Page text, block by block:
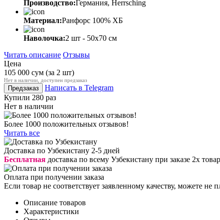
Производство:Германия, Herrsching
Материал:Ранфорс 100% ХБ
Наволочка:2 шт - 50x70 см
Читать описание Отзывы
Цена
105 000 сум (за 2 шт)
Нет в наличии, доступен предзаказ
Предзаказ
Написать в Telegram
Купили 280 раз
Нет в наличии
Более 1000 положительных отзывов!
Читать все
Доставка по Узбекистану 2-5 дней
Бесплатная доставка по всему Узбекистану при заказе 2х
Оплата при получении заказа
Если товар не соответствует заявленному качеству, можете не
Описание товаров
Характеристики